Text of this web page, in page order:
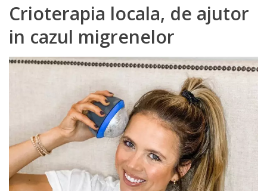
Crioterapia locala, de ajutor
in cazul migrenelor